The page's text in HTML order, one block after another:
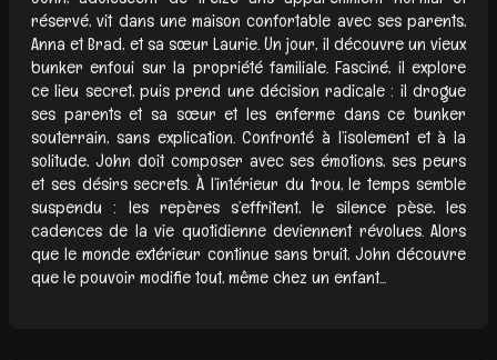
réservé, vit dans une maison confortable avec ses parents,
Anna et Brad, et sa sœur Laurie. Un jour, il découvre un vieux
bunker enfoui sur la propriété familiale. Fasciné, il explore
ce lieu secret, puis prend une décision radicale : il drogue
ses parents et sa sœur et les enferme dans ce bunker
souterrain, sans explication. Confronté à l’isolement et à la
solitude, John doit composer avec ses émotions, ses peurs
et ses désirs secrets. À l’intérieur du trou, le temps semble
suspendu : les repères s’effritent, le silence pèse, les
cadences de la vie quotidienne deviennent révolues. Alors
que le monde extérieur continue sans bruit, John découvre
que le pouvoir modifie tout, même chez un enfant...